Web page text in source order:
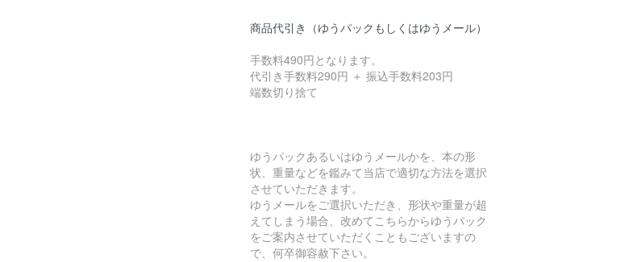
商品代引き（ゆうパックもしくはゆうメール）
手数料490円となります。
代引き手数料290円 ＋ 振込手数料203円
端数切り捨て
ゆうパックあるいはゆうメールかを、本の形
状、重量などを鑑みて当店で適切な方法を選択
させていただきます。
ゆうメールをご選択いただき、形状や重量が超
えてしまう場合、改めてこちらからゆうパック
をご案内させていただくこともございますの
で、何卒御容赦下さい。